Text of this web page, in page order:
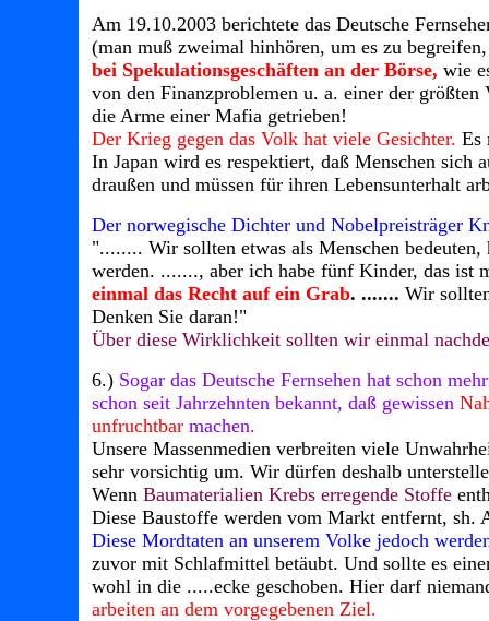
Am 19.10.2003 berichtete das Deutsche
(man muß zweimal hinhören, um es zu
bei Spekulationsgeschäften an der Börse, wie
von den Finanzproblemen u. a. einer der
die Arme einer Mafia getrieben!
Der Krieg gegen das Volk hat viele Gesichter. Es
In Japan wird es respektiert, daß Menschen sich
draußen und müssen für ihren Lebensunterhalt
Der norwegische Dichter und Nobelpreisträger
"........ Wir sollten etwas als Menschen
werden. ......., aber ich habe fünf Kinder, das ist
einmal das Recht auf ein Grab. ....... Wir
Denken Sie daran!"
Über diese Wirklichkeit sollten wir einmal
6.) Sogar das Deutsche Fernsehen hat schon
schon seit Jahrzehnten bekannt, daß gewissen
unfruchtbar machen.
Unsere Massenmedien verbreiten viele
sehr vorsichtig um. Wir dürfen deshalb
Wenn Baumaterialien Krebs erregende Stoffe
Diese Baustoffe werden vom Markt entfernt, sh.
Diese Mordtaten an unserem Volke jedoch
zuvor mit Schlafmittel betäubt. Und sollte es
wohl in die .....ecke geschoben. Hier darf
arbeiten an dem vorgegebenen Ziel.